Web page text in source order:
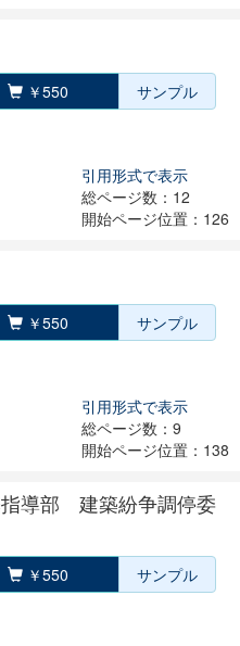
￥550 サンプル
引用形式で表示
総ページ数：12
開始ページ位置：126
￥550 サンプル
引用形式で表示
総ページ数：9
開始ページ位置：138
導部 建築紛争調停委
￥550 サンプル